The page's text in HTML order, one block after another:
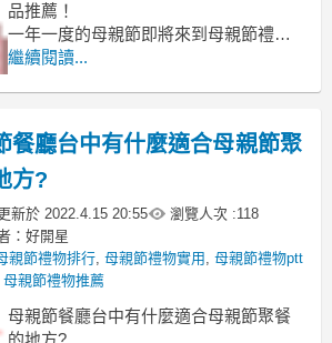
品推薦！
一年一度的母親節即將來到母親節禮物
耳環
禮物耳環
其實媽媽想要的很簡單：
「讓我喘口氣，享受一下放鬆的時刻
繼續閱讀...
餐廳台中有什麼適合母親節聚
方?
新於 2022.4.15 20:55 瀏覽人次 :118
：好開星
親節禮物排行, 母親節禮物實用 , 母親節禮物ptt
母親節禮物推薦
母親節餐廳台中有什麼適合母親節聚餐
的地方?